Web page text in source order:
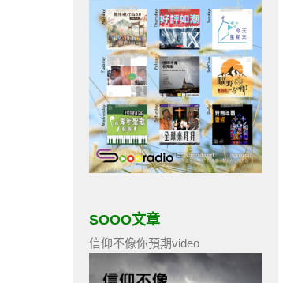
SOOO文章
信仰不像你預期video